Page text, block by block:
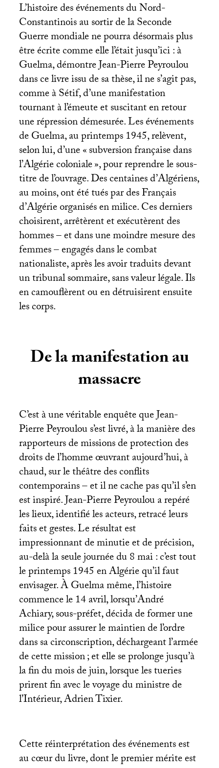
L’histoire des événements du Nord-
Constantinois au sortir de la Seconde
Guerre mondiale ne pourra désormais plus
être écrite comme elle l’était jusqu’ici : à
Guelma, démontre Jean-Pierre Peyroulou
dans ce livre issu de sa thèse, il ne s’agit pas,
comme à Sétif, d’une manifestation
tournant à l’émeute et suscitant en retour
une répression démesurée. Les événements
de Guelma, au printemps 1945, relèvent,
selon lui, d’une «subversion française dans
l’Algérie coloniale», pour reprendre le sous-
titre de l’ouvrage. Des centaines d’Algériens,
au moins, ont été tués par des Français
d’Algérie organisés en milice. Ces derniers
choisirent, arrêtèrent et exécutèrent des
hommes – et dans une moindre mesure des
femmes – engagés dans le combat
nationaliste, après les avoir traduits devant
un tribunal sommaire, sans valeur légale. Ils
en camouflèrent ou en détruisirent ensuite
les corps.
De la manifestation au
massacre
C’est à une véritable enquête que Jean-
Pierre Peyroulou s’est livré, à la manière des
rapporteurs de missions de protection des
droits de l’homme œuvrant aujourd’hui, à
chaud, sur le théâtre des conflits
contemporains – et il ne cache pas qu’il s’en
est inspiré. Jean-Pierre Peyroulou a repéré
les lieux, identifié les acteurs, retracé leurs
faits et gestes. Le résultat est
impressionnant de minutie et de précision,
au-delà la seule journée du 8 mai : c’est tout
le printemps 1945 en Algérie qu’il faut
envisager. À Guelma même, l’histoire
commence le 14 avril, lorsqu’André
Achiary, sous-préfet, décida de former une
milice pour assurer le maintien de l’ordre
dans sa circonscription, déchargeant l’armée
de cette mission; et elle se prolonge jusqu’à
la fin du mois de juin, lorsque les tueries
prirent fin avec le voyage du ministre de
l’Intérieur, Adrien Tixier.
Cette réinterprétation des événements est
au cœur du livre, dont le premier mérite est